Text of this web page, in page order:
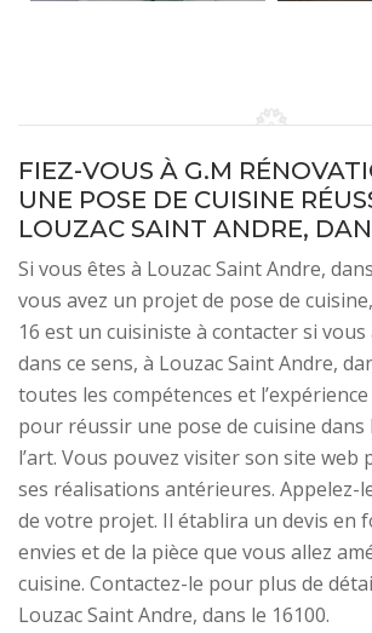
FIEZ-VOUS À G.M
UNE POSE DE CUISINE
LOUZAC SAINT ANDRE,
Si vous êtes à Louzac Saint Andre,
vous avez un projet de pose de
16 est un cuisiniste à contacter si
dans ce sens, à Louzac Saint Andre,
toutes les compétences et
pour réussir une pose de cuisine dans
l’art. Vous pouvez visiter son site web
ses réalisations antérieures. Appelez-
de votre projet. Il établira un devis en
envies et de la pièce que vous allez
cuisine. Contactez-le pour plus de
Louzac Saint Andre, dans le 16100.